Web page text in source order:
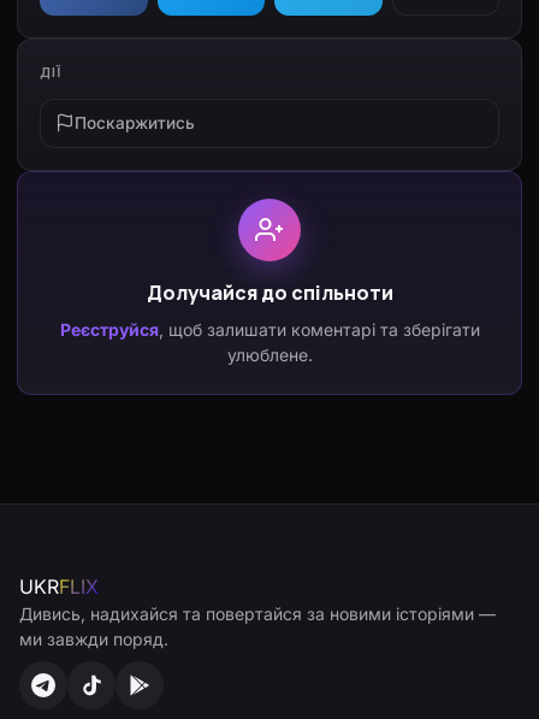
ДІЇ
Поскаржитись
Долучайся до спільноти
Реєструйся, щоб залишати коментарі та зберігати
улюблене.
UKRFLIX
Дивись, надихайся та повертайся за новими історіями —
ми завжди поряд.